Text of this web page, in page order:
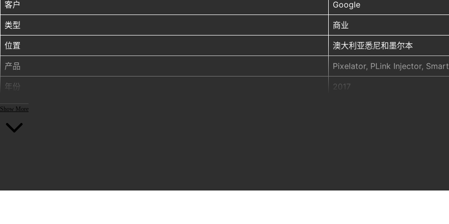
客户 Google
类型 商业
位置 澳大利亚悉尼和墨尔本
产品 Pixelator, PLink Injector,
年份 2017
Show More